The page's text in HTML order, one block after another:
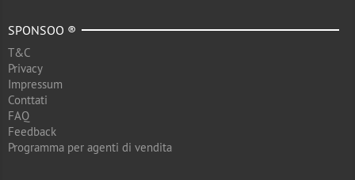
SPONSOO ®
T&C
Privacy
Impressum
Conttati
FAQ
Feedback
Programma per agenti di vendita